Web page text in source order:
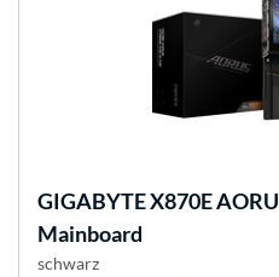
GIGABYTEX870E
Mainboard
schwarz